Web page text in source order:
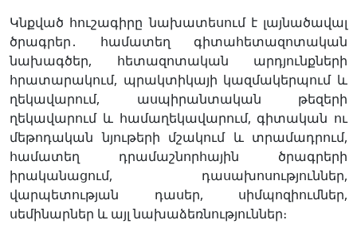
Կնքված հուշագիրը նախատեսում է լայնածավալ
ծրագրեր․ համատեղ գիտահետազոտական
նախագծեր, հետազոտական արդյունքների
հրատարակում, պրակտիկայի կազմակերպում և
ղեկավարում, ասպիրանտական թեզերի
ղեկավարում և համաղեկավարում, գիտական ու
մեթոդական նյութերի մշակում և տրամադրում,
համատեղ դրամաշնորհային ծրագրերի
իրականացում, դասախոսություններ,
վարպետության դասեր, սիմպոզիումներ,
սեմինարներ և այլ նախաձեռնություններ։